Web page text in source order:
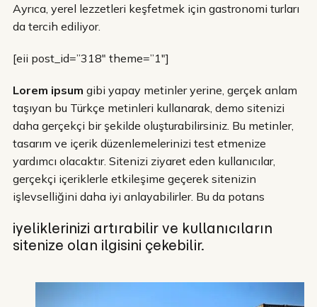
Ayrıca, yerel lezzetleri keşfetmek için gastronomi turları
da tercih ediliyor.
[eii post_id=”318″ theme=”1″]
Lorem ipsum gibi yapay metinler yerine, gerçek anlam
taşıyan bu Türkçe metinleri kullanarak, demo sitenizi
daha gerçekçi bir şekilde oluşturabilirsiniz. Bu metinler,
tasarım ve içerik düzenlemelerinizi test etmenize
yardımcı olacaktır. Sitenizi ziyaret eden kullanıcılar,
gerçekçi içeriklerle etkileşime geçerek sitenizin
işlevselliğini daha iyi anlayabilirler. Bu da potans
iyeliklerinizi artırabilir ve kullanıcıların
sitenize olan ilgisini çekebilir.